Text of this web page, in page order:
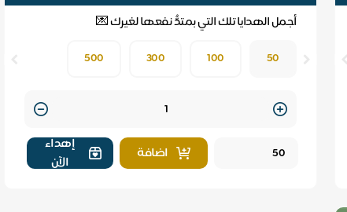
أجمل الهدايا تلك التي بمتدُّ نفعها لغيرك 💌
50
100
300
500
Quantity
اضافة
إهداء
الآن